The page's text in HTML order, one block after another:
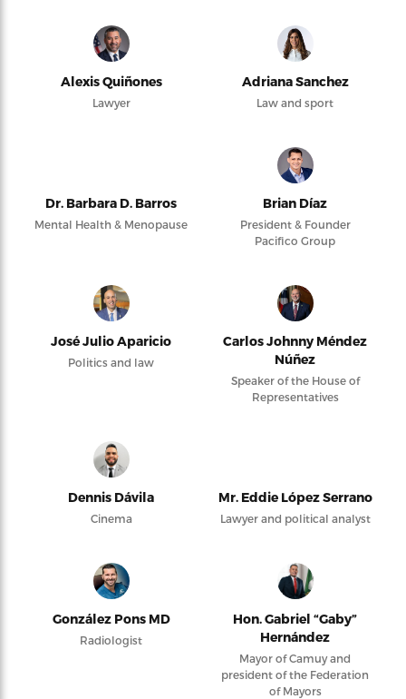
Alexis Quiñones
Lawyer
Adriana Sanchez
Law and sport
Dr. Barbara D. Barros
Mental Health & Menopause
Brian Díaz
President & Founder
Pacifico Group
José Julio Aparicio
Politics and law
Carlos Johnny Méndez
Núñez
Speaker of the House of
Representatives
Dennis Dávila
Cinema
Mr. Eddie López Serrano
Lawyer and political analyst
González Pons MD
Radiologist
Hon. Gabriel “Gaby”
Hernández
Mayor of Camuy and
president of the Federation
of Mayors